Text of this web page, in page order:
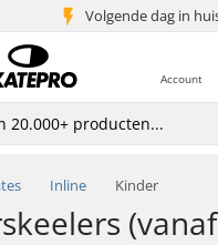
Volgende dag in
5+ mln. klanten
Account
Inline Kinder